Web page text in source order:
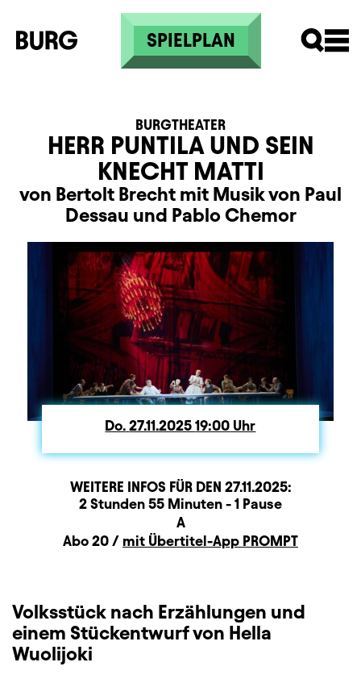
Direkt zum Inhalt
SPIELPLAN
HERR PUNTILA UND SEIN
KNECHT MATTI
BURGTHEATER
von Bertolt Brecht mit Musik von Paul
Dessau und Pablo Chemor
Do. Donnerstag
27.11.202519:00 Uhr
WEITERE INFOS FÜR DEN 27.11.2025:
BeschreibungInformation
Dauer und Pausen2 Stunden 55 Minuten - 1 Pause
A
Zusatzinformation
Abo 20 / mit Übertitel-App PROMPT
Volksstück nach Erzählungen und
einem Stückentwurf von Hella
Wuolijoki